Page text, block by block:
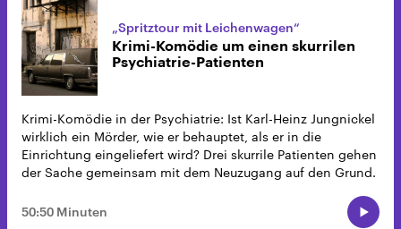
„Spritztour mit Leichenwagen“
Krimi-Komödie um einen skurrilen
Psychiatrie-Patienten
Krimi-Komödie in der Psychiatrie: Ist Karl-Heinz Jungnickel
wirklich ein Mörder, wie er behauptet, als er in die
Einrichtung eingeliefert wird? Drei skurrile Patienten gehen
der Sache gemeinsam mit dem Neuzugang auf den Grund.
50:50 Minuten